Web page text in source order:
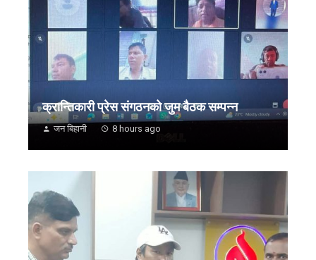
क्रान्तिकारी प्रेस संगठनको जुम बैठक सम्पन्न
जन बिहानी 8 hours ago